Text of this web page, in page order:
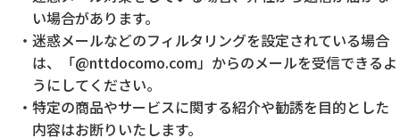
い場合があります。
迷惑メールなどのフィルタリングを設定されている場合
は、「@nttdocomo.com」からのメールを受信できるよ
うにしてください。
特定の商品やサービスに関する紹介や勧誘を目的とした
内容はお断りいたします。